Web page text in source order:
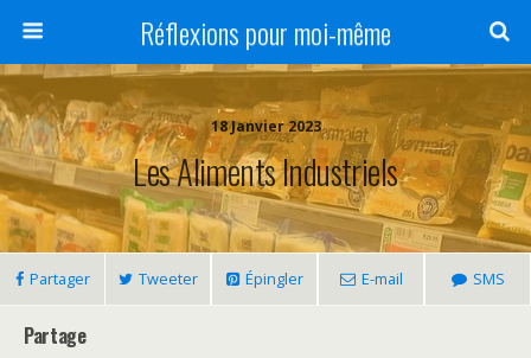
Réflexions pour moi-même
18 Janvier 2023
Les Aliments Industriels
Partager Tweeter Épingler E-mail SMS
Partage